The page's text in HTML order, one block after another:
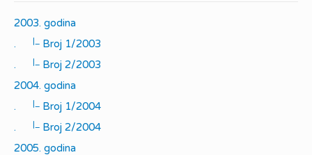
2003. godina
.
|_
Broj 1/2003
.
|_
Broj 2/2003
2004. godina
.
|_
Broj 1/2004
.
|_
Broj 2/2004
2005. godina